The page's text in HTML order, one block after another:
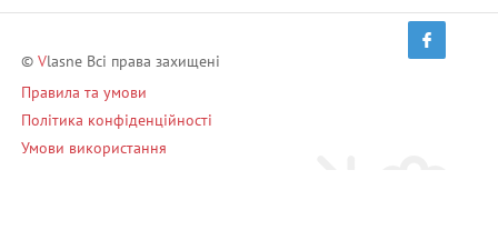
© Vlasne Всі права захищені
Правила та умови
Політика конфіденційності
Умови використання